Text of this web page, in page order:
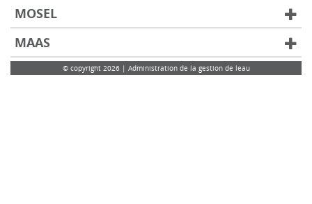
MOSEL
MAAS
© copyright 2026 | Administration de la gestion de leau